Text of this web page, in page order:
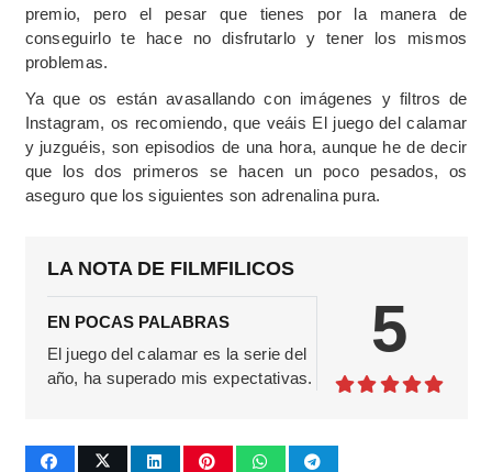
premio, pero el pesar que tienes por la manera de
conseguirlo te hace no disfrutarlo y tener los mismos
problemas.
Ya que os están avasallando con imágenes y filtros de
Instagram, os recomiendo, que veáis El juego del calamar
y juzguéis, son episodios de una hora, aunque he de decir
que los dos primeros se hacen un poco pesados, os
aseguro que los siguientes son adrenalina pura.
LA NOTA DE FILMFILICOS
EN POCAS PALABRAS
El juego del calamar es la serie del
año, ha superado mis expectativas.
5